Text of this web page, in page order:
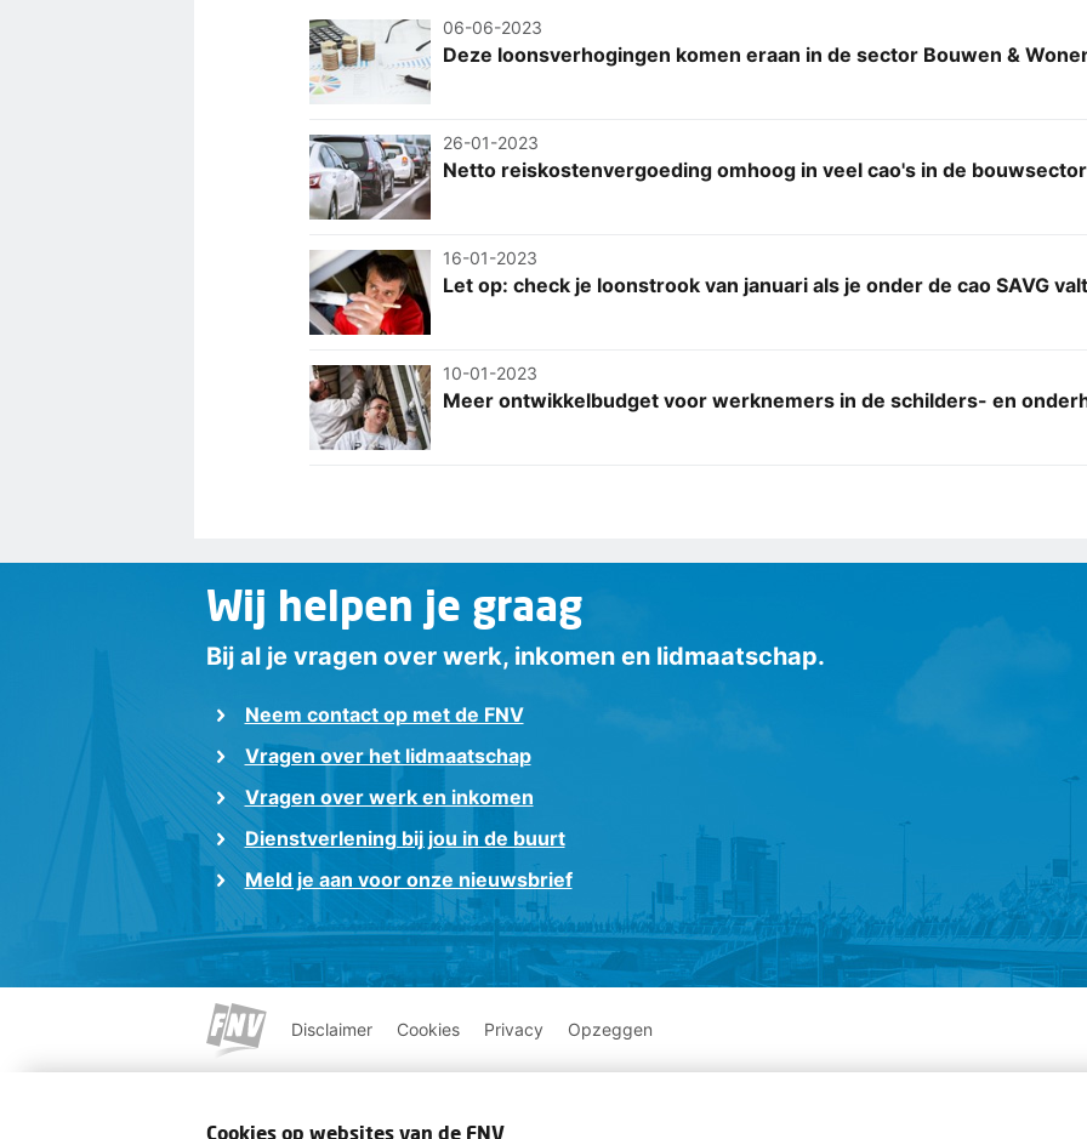
06-06-2023
Deze loonsverhogingen komen eraan in de sector Bouwen &
26-01-2023
Netto reiskostenvergoeding omhoog in veel cao's in de bouwsector
16-01-2023
Let op: check je loonstrook van januari als je onder de cao SAVG valt
10-01-2023
Meer ontwikkelbudget voor werknemers in de schilders- en
Wij helpen je graag
Bij al je vragen over werk, inkomen en lidmaatschap.
Neem contact op met de FNV
Vragen over het lidmaatschap
Vragen over werk en inkomen
Dienstverlening bij jou in de buurt
Meld je aan voor onze nieuwsbrief
Disclaimer Cookies Privacy Opzeggen
Cookies op websites van de FNV